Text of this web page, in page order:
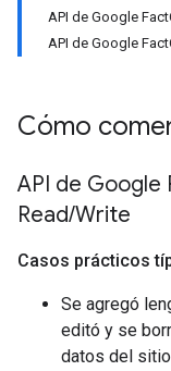
API de Google
API de Google
Cómo
API de Google
Read/Write
Casos prácticos
Se agregó
editó y se
datos del